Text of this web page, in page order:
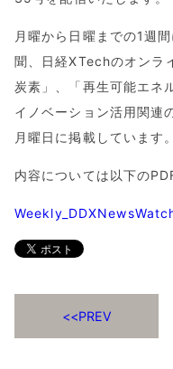
月曜から日曜までの1週
聞、日経XTechのオンラ
炭素」、「再生可能エネ
イノベーション活用関連
月曜日に掲載しています。
内容については以下の
PREV